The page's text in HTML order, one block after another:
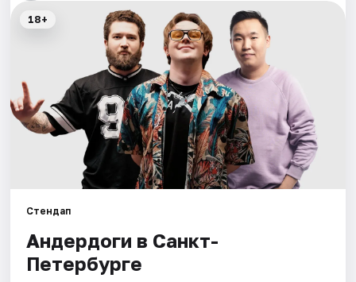
Экскурсии
Города
Площадки
18+
Стендап
Андердоги в Санкт-
Петербурге